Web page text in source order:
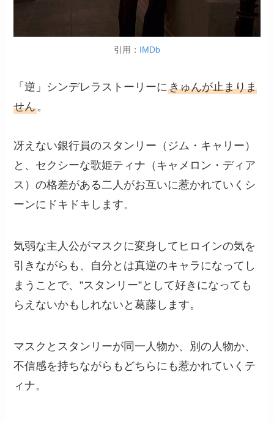
引用： IMDb
「逆」シンデレラストーリーにきゅんが止まりま
せん。
冴えない銀行員のスタンリー（ジム・キャリー）
と、セクシーな歌姫ティナ（キャメロン・ディア
ス）の格差がある二人がお互いに惹かれていくシ
ーンにドキドキします。
気弱な主人公がマスクに変身してヒロインの気を
引きながらも、自分とは真逆のキャラになってし
まうことで、”スタンリー”として好きになっても
らえないかもしれないと葛藤します。
マスクとスタンリーが同一人物か、別の人物か、
不信感を持ちながらもどちらにも惹かれていくテ
ィナ。